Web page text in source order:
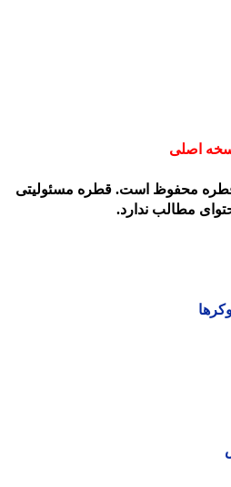
اصلی
محفوظ است. قطره مسئولیتی
مطالب ندارد.